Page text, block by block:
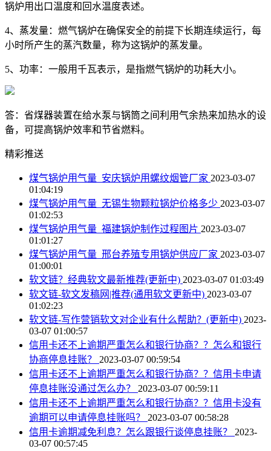
锅炉用出口温度和回水温度表述。
4、蒸发量：燃气锅炉在确保安全的前提下长期连续运行，每
小时所产生的蒸汽数量，称为这锅炉的蒸发量。
5、功率：一般用千瓦表示，是指燃气锅炉的功耗大小。
答：省煤器装置在给水泵与锅筒之间利用气余热来加热水的设
备，可提高锅炉效率和节省燃料。
精彩推送
煤气锅炉用气量_安庆锅炉用螺纹烟管厂家 2023-03-07
01:04:19
煤气锅炉用气量_无锡生物颗粒锅炉价格多少 2023-03-07
01:02:53
煤气锅炉用气量_福建锅炉制作过程图片 2023-03-07
01:01:27
煤气锅炉用气量_邢台养殖专用锅炉供应厂家 2023-03-07
01:00:01
软文链？经典软文最新推荐(更新中) 2023-03-07 01:03:49
软文链-软文发稿网|推荐(通用软文更新中) 2023-03-07
01:02:23
软文链-写作营销软文对企业有什么帮助？(更新中) 2023-
03-07 01:00:57
信用卡还不上逾期严重怎么和银行协商？？怎么和银行
协商停息挂账？ 2023-03-07 00:59:54
信用卡还不上逾期严重怎么和银行协商？？信用卡申请
停息挂账没通过怎么办？ 2023-03-07 00:59:11
信用卡还不上逾期严重怎么和银行协商？？信用卡没有
逾期可以申请停息挂账吗？ 2023-03-07 00:58:28
信用卡逾期减免利息？怎么跟银行谈停息挂账？ 2023-
03-07 00:57:45